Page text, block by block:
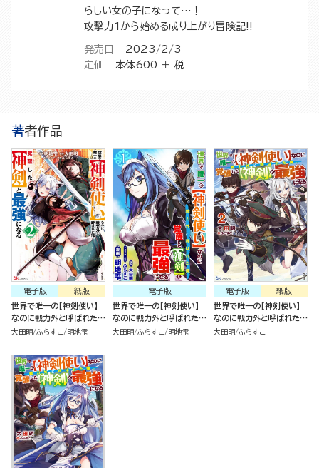
らしい女の子になって…！
攻撃力1から始める成り上がり冒険記!!
発売日
2023/2/3
定価
本体600 ＋ 税
著者作品
紙版
電子版
世界で唯一の【神剣使い】
なのに戦力外と呼ばれた
俺、覚醒した【神剣】と最強
大田明 ふらすこ 明地雫
電子版
世界で唯一の【神剣使い】
なのに戦力外と呼ばれた
俺、覚醒した【神剣】と最強
大田明 ふらすこ 明地雫
紙版
電子版
世界で唯一の【神剣使い】
なのに戦力外と呼ばれた
俺、覚醒した【神剣】と最強
大田明 ふらすこ